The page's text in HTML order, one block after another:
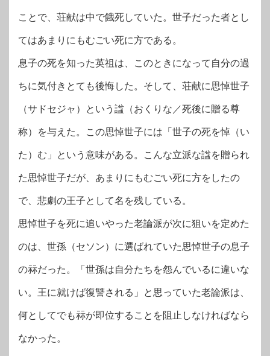
ことで、荘献は中で餓死していた。世子だった者とし
てはあまりにもむごい死に方である。
息子の死を知った英祖は、このときになって自分の過
ちに気付きとても後悔した。そして、荘献に思悼世子
（サドセジャ）という諡（おくりな／死後に贈る尊
称）を与えた。この思悼世子には「世子の死を悼（い
た）む」という意味がある。こんな立派な諡を贈られ
た思悼世子だが、あまりにもむごい死に方をしたの
で、悲劇の王子として名を残している。
思悼世子を死に追いやった老論派が次に狙いを定めた
のは、世孫（セソン）に選ばれていた思悼世子の息子
の祘だった。「世孫は自分たちを怨んでいるに違いな
い。王に就けば復讐される」と思っていた老論派は、
何としてでも祘が即位することを阻止しなければなら
なかった。